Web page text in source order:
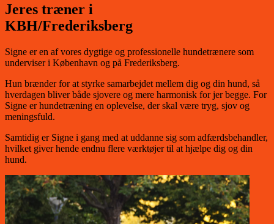
Jeres træner i
KBH/Frederiksberg
Signe er en af vores dygtige og professionelle hundetrænere som
underviser i København og på Frederiksberg.
Hun brænder for at styrke samarbejdet mellem dig og din hund, så
hverdagen bliver både sjovere og mere harmonisk for jer begge. For
Signe er hundetræning en oplevelse, der skal være tryg, sjov og
meningsfuld.
Samtidig er Signe i gang med at uddanne sig som adfærdsbehandler,
hvilket giver hende endnu flere værktøjer til at hjælpe dig og din
hund.